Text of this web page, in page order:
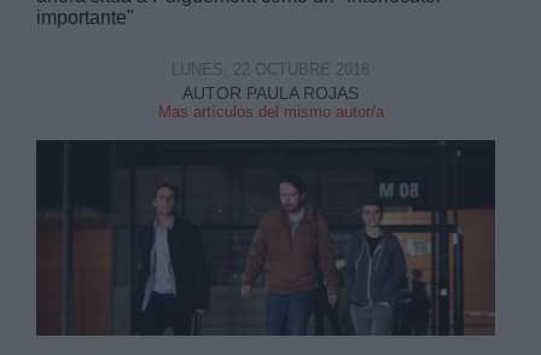
importante"
AUTOR PAULA ROJAS
Mas artículos del mismo autor/a
LUNES, 22 OCTUBRE 2018
Información adicional